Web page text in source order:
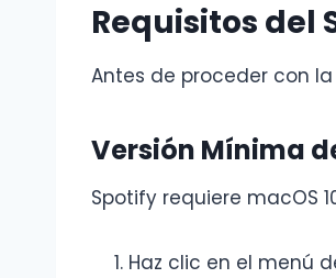
Requisitos del
Antes de proceder con
Versión Mínima
Spotify requiere macOS
Haz clic en el menú